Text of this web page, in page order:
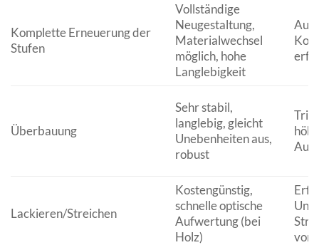
Komplette Erneuerung der
Stufen
Vollständige
Neugestaltung,
Materialwechsel
möglich, hohe
Langlebigkeit
Überbauung
Sehr stabil,
langlebig, gleicht
Unebenheiten aus,
robust
Lackieren/Streichen
Kostengünstig,
schnelle optische
Aufwertung (bei
Holz)
von